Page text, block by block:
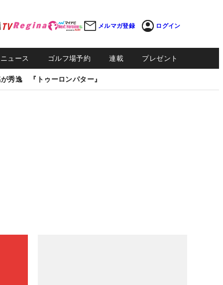
メルマガ登録 ログイン
ュース ゴルフ場予約 連載 プレゼント
秀逸 『トゥーロンパター』